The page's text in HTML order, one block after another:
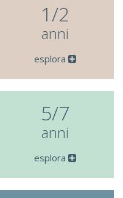
1/2
anni
esplora
5/7
anni
esplora